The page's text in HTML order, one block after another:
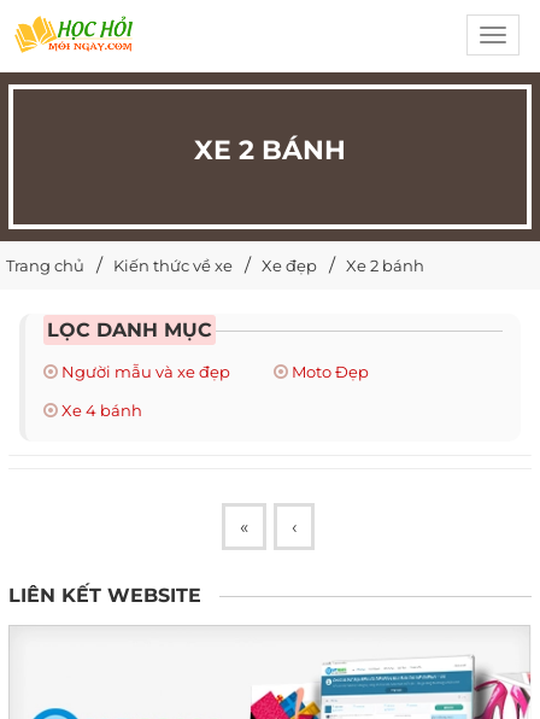
XE 2 BÁNH
Trang chủ Kiến thức về xe Xe đẹp Xe 2 bánh
LỌC DANH MỤC
Người mẫu và xe đẹp
Moto Đẹp
Xe 4 bánh
« ‹
LIÊN KẾT WEBSITE